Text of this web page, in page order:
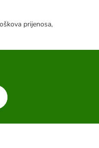
prijenosa,